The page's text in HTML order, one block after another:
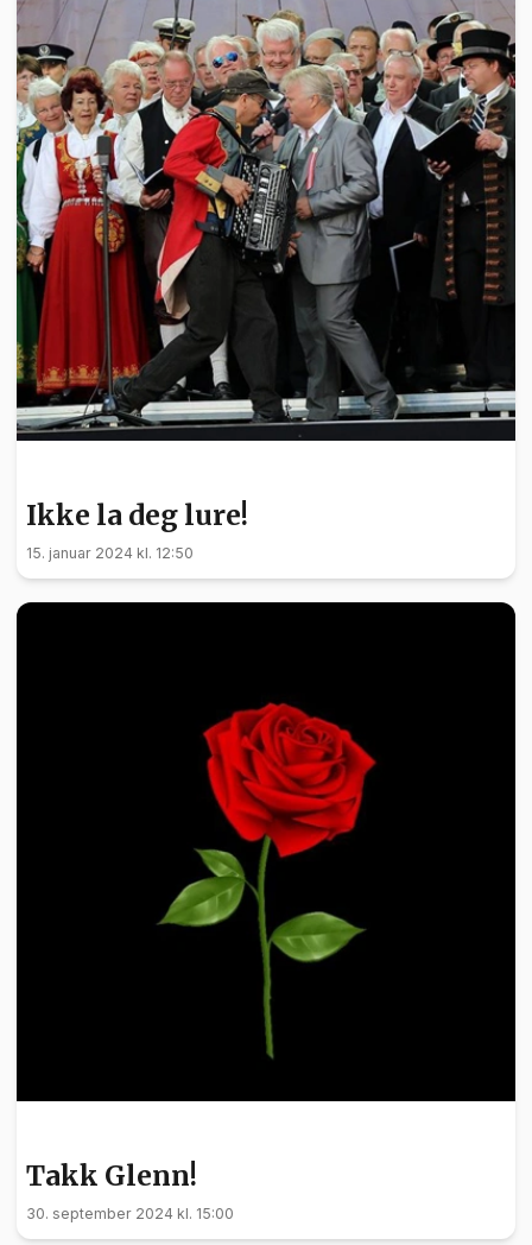
Ikke la deg lure!
15. januar 2024 kl. 12:50
Takk Glenn!
30. september 2024 kl. 15:00